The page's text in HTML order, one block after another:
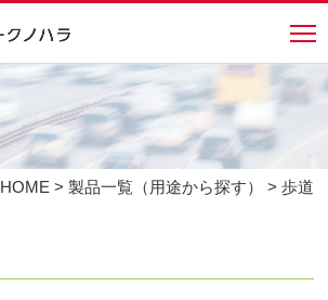
HOME > 製品一覧（用途から探す） > 歩道